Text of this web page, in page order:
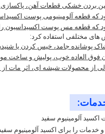
بردن خشکی قطعات آهن،
که قطعه آلومینیومی پوست
که قطعه مس پوست اکسیداسیون را
های مختلفی استفاده کرد:
پوشانده جامد، خیس کردن یا
فوق العاده خوب، پولیش و ساخت
از محصولات شیشه ای، اثر مات
اکسید آلومینیوم سفید
و خدمات را برای اکسید آلومینیوم